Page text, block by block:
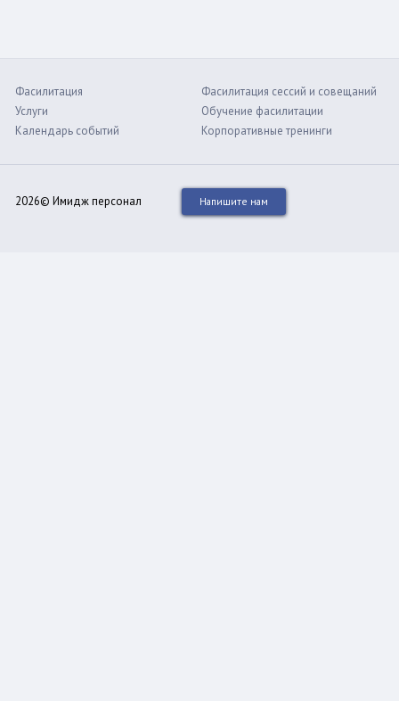
Фасилитация
Услуги
Календарь событий
Фасилитация сессий и совещаний
Обучение фасилитации
Корпоративные тренинги
2026© Имидж персонал Напишите нам